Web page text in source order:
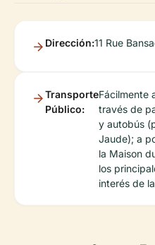
Dirección:11 Rue
Transporte
Público:
Fácilmente
través de
y autobús
Jaude); a
la Maison
los
interés de